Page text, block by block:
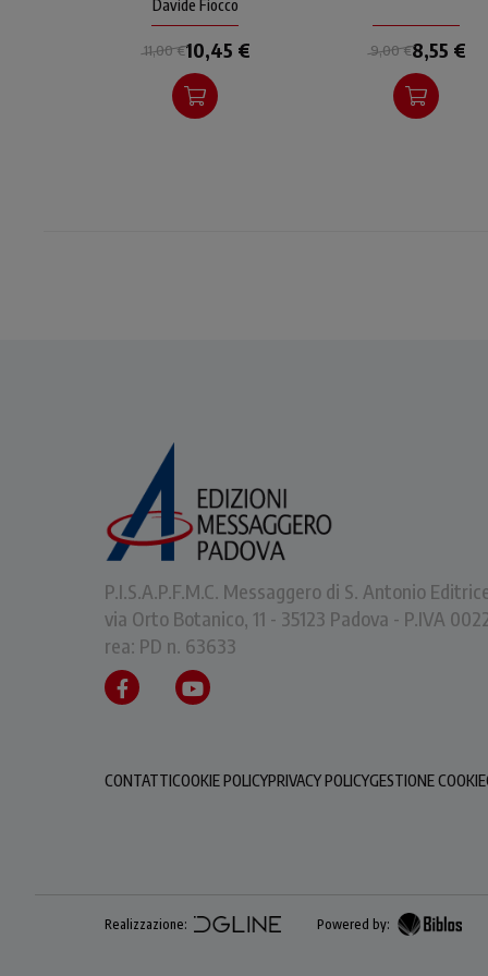
Davide Fiocco
11,00 €10,45 € 9,00 €8,55 €
P.I.S.A.P.F.M.C. Messaggero di S. Antonio
via Orto Botanico, 11 - 35123 Padova - P.IVA
rea: PD n. 63633
CONTATTICOOKIE POLICYPRIVACY POLICYGESTIONE COOKIE
Realizzazione: Powered by: